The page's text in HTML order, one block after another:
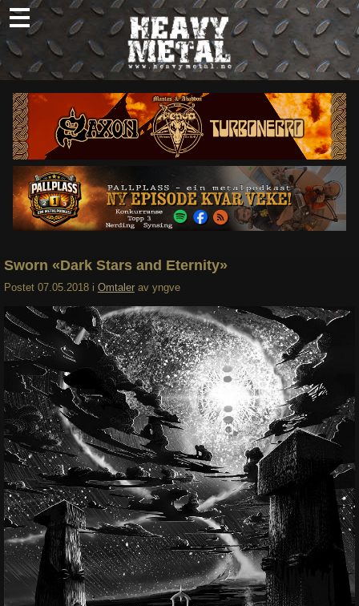
Skip
to
content
Nyheter
Omtaler
Intervjuer
Om oss
Abonner
Søk
Sworn «Dark Stars and Eternity»
Postet 07.05.2018 i Omtaler av yngve